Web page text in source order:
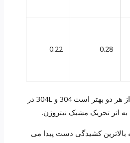
0.28
0.22
در دمای محیط, 304n از هر دو بهتر است 304 و 304L در
اثر تحریک مشبک نیتروژن.
این, 304من به بالاترین کشیدگی دست پیدا می